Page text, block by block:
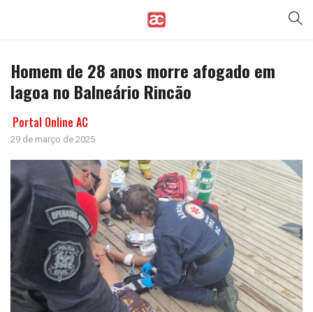
Homem de 28 anos morre afogado em
lagoa no Balneário Rincão
Portal Online AC
29 de março de 2025